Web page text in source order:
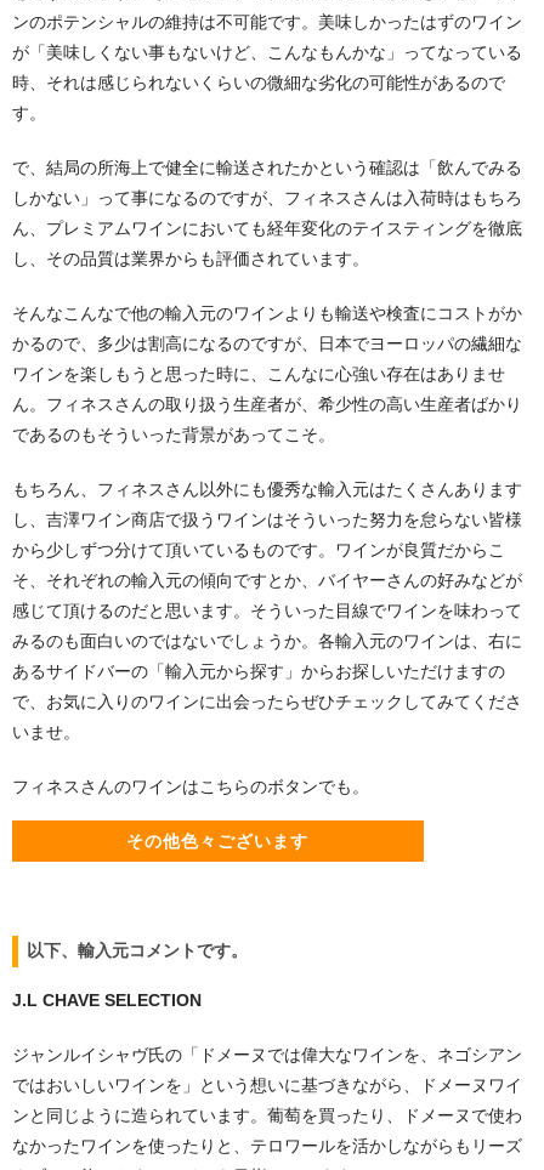
ンのポテンシャルの維持は不可能です。美味しかったはずのワイン
が「美味しくない事もないけど、こんなもんかな」ってなっている
時、それは感じられないくらいの微細な劣化の可能性があるので
す。
で、結局の所海上で健全に輸送されたかという確認は「飲んでみる
しかない」って事になるのですが、フィネスさんは入荷時はもちろ
ん、プレミアムワインにおいても経年変化のテイスティングを徹底
し、その品質は業界からも評価されています。
そんなこんなで他の輸入元のワインよりも輸送や検査にコストがか
かるので、多少は割高になるのですが、日本でヨーロッパの繊細な
ワインを楽しもうと思った時に、こんなに心強い存在はありませ
ん。フィネスさんの取り扱う生産者が、希少性の高い生産者ばかり
であるのもそういった背景があってこそ。
もちろん、フィネスさん以外にも優秀な輸入元はたくさんあります
し、吉澤ワイン商店で扱うワインはそういった努力を怠らない皆様
から少しずつ分けて頂いているものです。ワインが良質だからこ
そ、それぞれの輸入元の傾向ですとか、バイヤーさんの好みなどが
感じて頂けるのだと思います。そういった目線でワインを味わって
みるのも面白いのではないでしょうか。各輸入元のワインは、右に
あるサイドバーの「輸入元から探す」からお探しいただけますの
で、お気に入りのワインに出会ったらぜひチェックしてみてくださ
いませ。
フィネスさんのワインはこちらのボタンでも。
その他色々ございます
以下、輸入元コメントです。
J.L CHAVE SELECTION
ジャンルイシャヴ氏の「ドメーヌでは偉大なワインを、ネゴシアン
ではおいしいワインを」という想いに基づきながら、ドメーヌワイ
ンと同じように造られています。葡萄を買ったり、ドメーヌで使わ
なかったワインを使ったりと、テロワールを活かしながらもリーズ